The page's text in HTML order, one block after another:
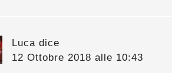
Luca dice
12 Ottobre 2018 alle 10:43